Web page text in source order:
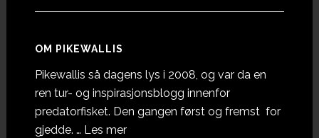
OM PIKEWALLIS
Pikewallis så dagens lys i 2008, og var da en
ren tur- og inspirasjonsblogg innenfor
predatorfisket. Den gangen først og fremst for
gjedde. … Les meromOm